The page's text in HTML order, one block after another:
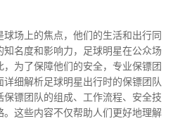
场上的焦点，他们的生活和出行同
名度和影响力，足球明星在公众场
为了保障他们的安全，专业保镖团
细解析足球明星出行时的保镖团队
镖团队的组成、工作流程、安全技
这些内容不仅帮助人们更好地理解